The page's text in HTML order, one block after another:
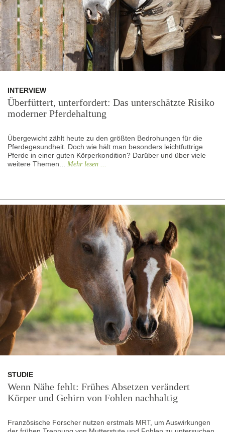
INTERVIEW
Überfüttert, unterfordert: Das unterschätzte Risiko
moderner Pferdehaltung
Übergewicht zählt heute zu den größten Bedrohungen für die
Pferdegesundheit. Doch wie hält man besonders leichtfuttrige
Pferde in einer guten Körperkondition? Darüber und über viele
weitere Themen... Mehr lesen ...
STUDIE
Wenn Nähe fehlt: Frühes Absetzen verändert
Körper und Gehirn von Fohlen nachhaltig
Französische Forscher nutzen erstmals MRT, um Auswirkungen